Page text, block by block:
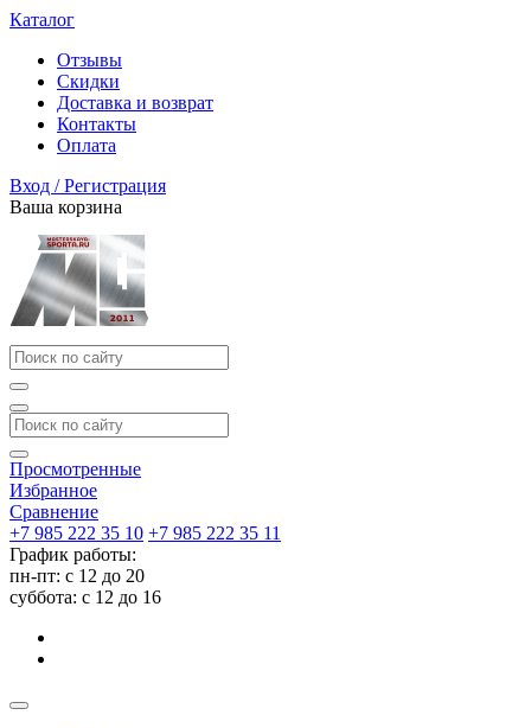
Каталог
Отзывы
Скидки
Доставка и возврат
Контакты
Оплата
Вход / Регистрация
Ваша корзина
Просмотренные
Избранное
Сравнение
+7 985 222 35 10 +7 985 222 35 11
График работы:
пн-пт: с 12 до 20
суббота: c 12 до 16